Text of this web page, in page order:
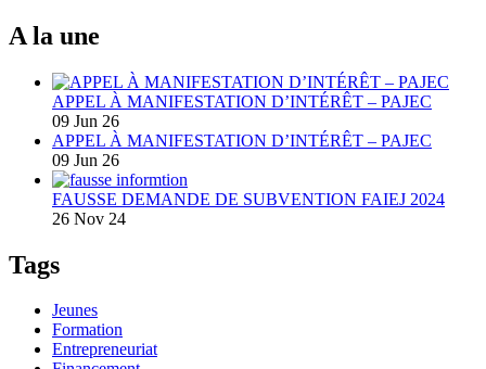
A la une
APPEL À MANIFESTATION D’INTÉRÊT – PAJEC
09 Jun 26
APPEL À MANIFESTATION D’INTÉRÊT – PAJEC
09 Jun 26
FAUSSE DEMANDE DE SUBVENTION FAIEJ 2024
26 Nov 24
Tags
Jeunes
Formation
Entrepreneuriat